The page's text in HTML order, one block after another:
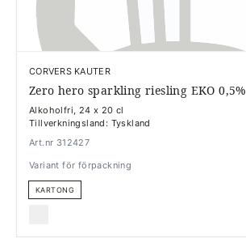
CORVERS KAUTER
Zero hero sparkling riesling EKO 0,5%
Alkoholfri, 24 x 20 cl
Tillverkningsland: Tyskland
Art.nr 312427
Variant för förpackning
KARTONG